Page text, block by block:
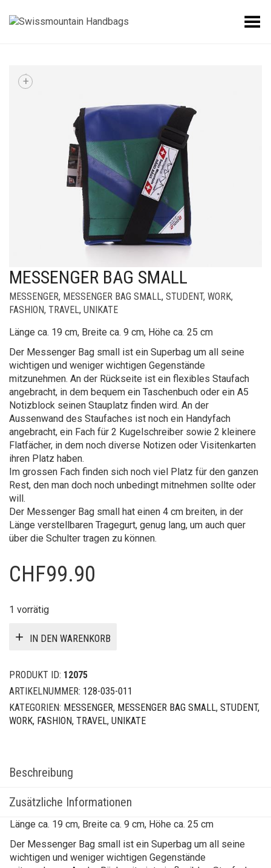
Toggle Menu
+
MESSENGER BAG SMALL
MESSENGER, MESSENGER BAG SMALL, STUDENT, WORK,
FASHION, TRAVEL, UNIKATE
Länge ca. 19 cm, Breite ca. 9 cm, Höhe ca. 25 cm
Der Messenger Bag small ist ein Superbag um all seine
wichtigen und weniger wichtigen Gegenstände
mitzunehmen. An der Rückseite ist ein flexibles Staufach
angebracht, in dem bequem ein Taschenbuch oder ein A5
Notizblock seinen Stauplatz finden wird. An der
Aussenwand des Staufaches ist noch ein Handyfach
angebracht, ein Fach für 2 Kugelschreiber sowie 2 kleinere
Flatfächer, in dem noch diverse Notizen oder Visitenkarten
ihren Platz haben.
Im grossen Fach finden sich noch viel Platz für den ganzen
Rest, den man doch noch unbedingt mitnehmen sollte oder
will.
Der Messenger Bag small hat einen 4 cm breiten, in der
Länge verstellbaren Tragegurt, genug lang, um auch quer
über die Schulter tragen zu können.
CHF99.90
1 vorrätig
IN DEN WARENKORB
PRODUKT ID: 12075
ARTIKELNUMMER: 128-035-011
KATEGORIEN: MESSENGER, MESSENGER BAG SMALL, STUDENT,
WORK, FASHION, TRAVEL, UNIKATE
Beschreibung
Zusätzliche Informationen
Länge ca. 19 cm, Breite ca. 9 cm, Höhe ca. 25 cm
Der Messenger Bag small ist ein Superbag um all seine
wichtigen und weniger wichtigen Gegenstände